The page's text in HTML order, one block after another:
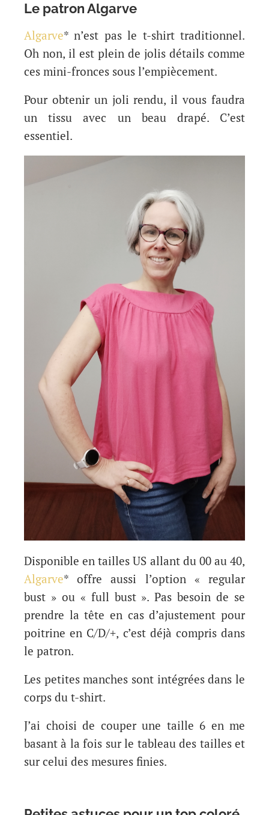
Le patron Algarve
Algarve* n’est pas le t-shirt traditionnel.
Oh non, il est plein de jolis détails comme
ces mini-fronces sous l’empiècement.
Pour obtenir un joli rendu, il vous faudra
un tissu avec un beau drapé. C’est
essentiel.
Disponible en tailles US allant du 00 au 40,
Algarve* offre aussi l’option « regular
bust » ou « full bust ». Pas besoin de se
prendre la tête en cas d’ajustement pour
poitrine en C/D/+, c’est déjà compris dans
le patron.
Les petites manches sont intégrées dans le
corps du t-shirt.
J’ai choisi de couper une taille 6 en me
basant à la fois sur le tableau des tailles et
sur celui des mesures finies.